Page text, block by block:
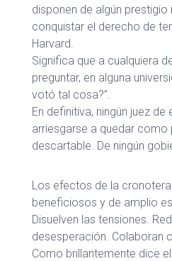
disponen de algún
conquistar el derecho de
Harvard.
Significa que a cualquiera
preguntar, en alguna
votó tal cosa?”.
En definitiva, ningún juez
arriesgarse a quedar como
descartable. De ningún
Los efectos de la
beneficiosos y de amplio
Disuelven las tensiones.
desesperación. Colaboran
Como brillantemente dice